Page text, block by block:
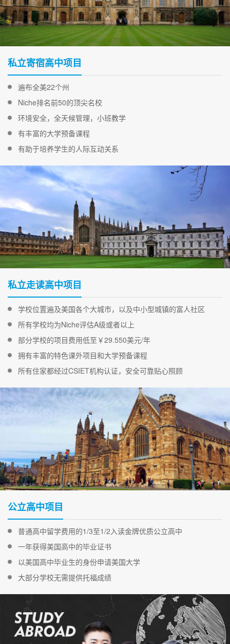
私立寄宿高中项目
遍布全美22个州
Niche排名前50的顶尖名校
环境安全，全天候管理，小班教学
有丰富的大学预备课程
有助于培养学生的人际互动关系
私立走读高中项目
学校位置遍及美国各个大城市，以及中小型城镇的富人社区
所有学校均为Niche评估A级或者以上
部分学校的项目费用低至￥29.550美元/年
拥有丰富的特色课外项目和大学预备课程
所有住家都经过CSIET机构认证，安全可靠贴心照顾
公立高中项目
普通高中留学费用的1/3至1/2入读金牌优质公立高中
一年获得美国高中的毕业证书
以美国高中毕业生的身份申请美国大学
大部分学校无需提供托福成绩